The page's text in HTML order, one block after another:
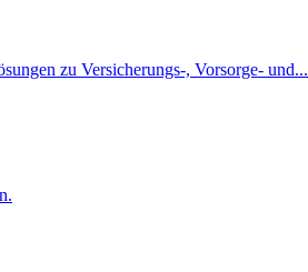
zu Versicherungs-, Vorsorge- und...